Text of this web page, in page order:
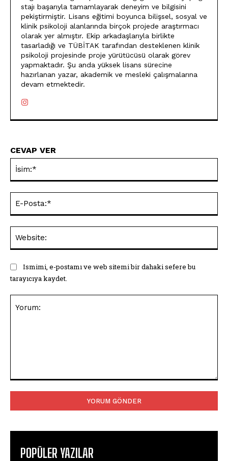
stajı başarıyla tamamlayarak deneyim ve bilgisini
pekiştirmiştir. Lisans eğitimi boyunca bilişsel, sosyal ve
klinik psikoloji alanlarında birçok projede araştırmacı
olarak yer almıştır. Ekip arkadaşlarıyla birlikte
tasarladığı ve TÜBİTAK tarafından desteklenen klinik
psikoloji projesinde proje yürütücüsü olarak görev
yapmaktadır. Şu anda yüksek lisans sürecine
hazırlanan yazar, akademik ve mesleki çalışmalarına
devam etmektedir.
CEVAP VER
Ismimi, e-postamı ve web sitemi bir dahaki sefere bu
tarayıcıya kaydet.
POPÜLER YAZILAR